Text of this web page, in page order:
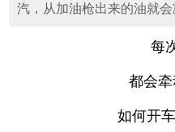
汽，从加油枪出来的油就
每
都会
如何开